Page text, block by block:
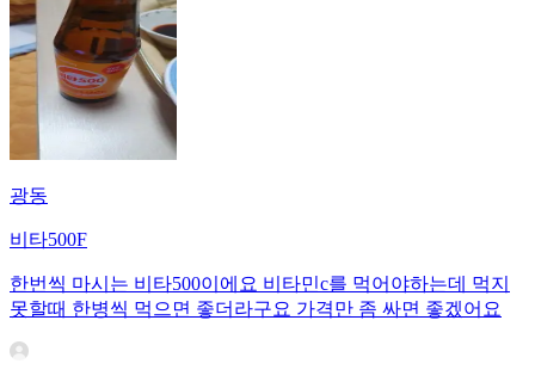
광동
비타500F
한번씩 마시는 비타500이에요 비타민c를 먹어야하는데 먹지
못할때 한병씩 먹으면 좋더라구요 가격만 좀 싸면 좋겠어요